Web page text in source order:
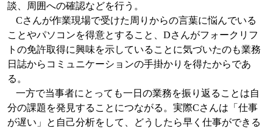
談、周囲への確認などを行う。
Cさんが作業現場で受けた周りからの言葉に悩んでいる
ことやパソコンを得意とすること、 Dさんがフォークリフ
トの免許取得に興味を示していることに気づいたのも業務
日誌からコミュニケーションの手掛かりを得たからであ
る。
一方で当事者にとっても一日の業務を振り返ることは自
分の課題を発見することにつながる。実際Cさんは「仕事
が遅い」と自己分析をして、どうしたら早く仕事ができる